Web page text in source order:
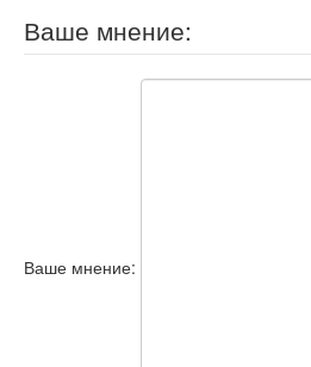
Корзина
Ваше мнение:
Ваше мнение: